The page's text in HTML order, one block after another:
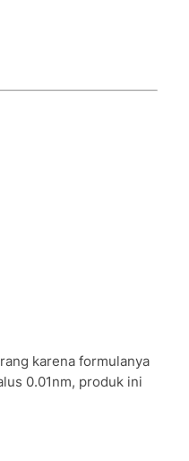
karena formulanya
0.01nm, produk ini